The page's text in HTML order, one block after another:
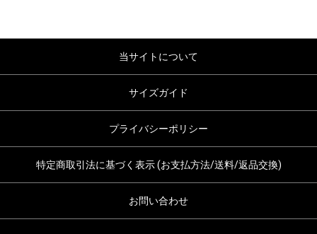
当サイトについて
サイズガイド
プライバシーポリシー
特定商取引法に基づく表示 (お支払方法/送料/返品交換)
お問い合わせ